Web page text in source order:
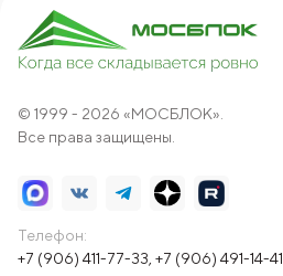
© 1999 - 2026 «МОСБЛОК».
Все права защищены.
Телефон:
+7 (906) 411-77-33, +7 (906) 491-14-41